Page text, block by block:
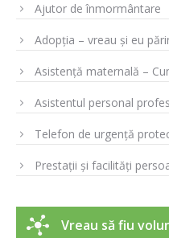
Ajutor de înmormântare
Adopția – vreau și eu
Asistență maternală –
Asistentul personal
Telefon de urgență
Prestații și facilități
Vreau să fiu